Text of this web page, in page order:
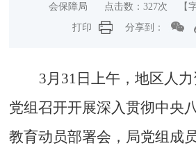
会保障局 点击数：327次 【字
打印
分享到：
3月31日上午，地区人
党组召开开展深入贯彻中央
教育动员部署会，局党组成